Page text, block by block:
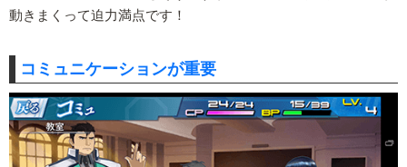
動きまくって迫力満点です！
コミュニケーションが重要